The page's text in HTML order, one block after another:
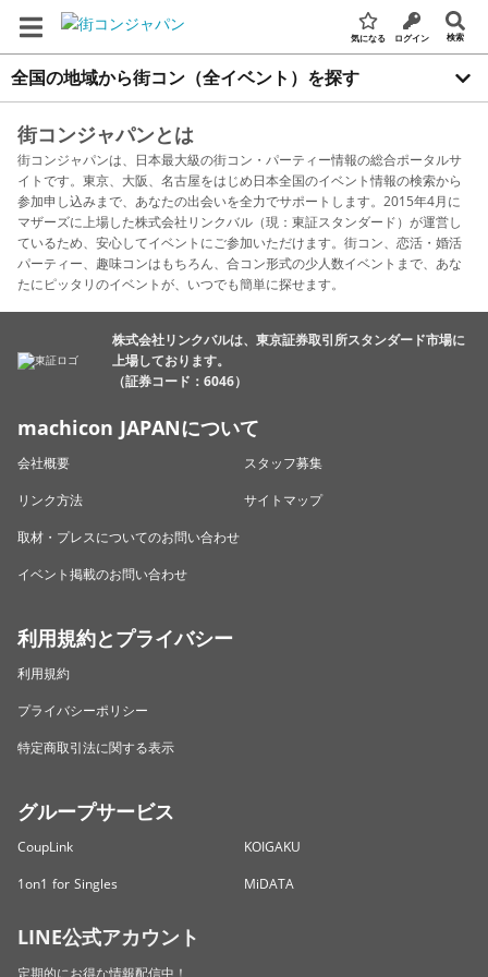
気になる ログイン 検索
全国の地域から街コン（全イベント）を探す
街コンジャパンとは
街コンジャパンは、日本最大級の街コン・パーティー情報の総合ポータルサ
イトです。東京、大阪、名古屋をはじめ日本全国のイベント情報の検索から
参加申し込みまで、あなたの出会いを全力でサポートします。2015年4月に
マザーズに上場した株式会社リンクバル（現：東証スタンダード）が運営し
ているため、安心してイベントにご参加いただけます。街コン、恋活・婚活
パーティー、趣味コンはもちろん、合コン形式の少人数イベントまで、あな
たにピッタリのイベントが、いつでも簡単に探せます。
株式会社リンクバルは、東京証券取引所スタンダード市場に
上場しております。
（証券コード：6046）
machicon JAPANについて
会社概要
スタッフ募集
リンク方法
サイトマップ
取材・プレスについてのお問い合わせ
イベント掲載のお問い合わせ
利用規約とプライバシー
利用規約
プライバシーポリシー
特定商取引法に関する表示
グループサービス
CoupLink
KOIGAKU
1on1 for Singles
MiDATA
LINE公式アカウント
定期的にお得な情報配信中！